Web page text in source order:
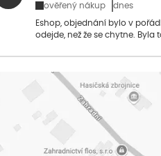
ověřený nákup dnes
Eshop, objednání bylo v
odejde, než že se chytne.